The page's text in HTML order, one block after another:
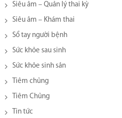
Siêu âm – Quản lý thai kỳ
Siêu âm – Khám thai
Sổ tay người bệnh
Sức khỏe sau sinh
Sức khỏe sinh sản
Tiêm chủng
Tiêm Chủng
Tin tức